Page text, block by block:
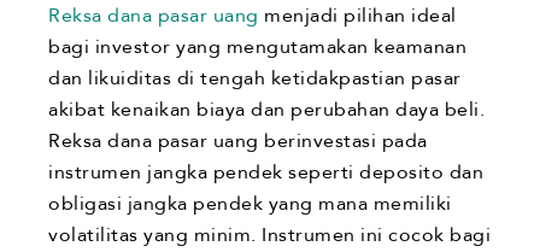
Reksa dana pasar uang menjadi pilihan ideal
bagi investor yang mengutamakan keamanan
dan likuiditas di tengah ketidakpastian pasar
akibat kenaikan biaya dan perubahan daya beli.
Reksa dana pasar uang berinvestasi pada
instrumen jangka pendek seperti deposito dan
obligasi jangka pendek yang mana memiliki
volatilitas yang minim. Instrumen ini cocok bagi